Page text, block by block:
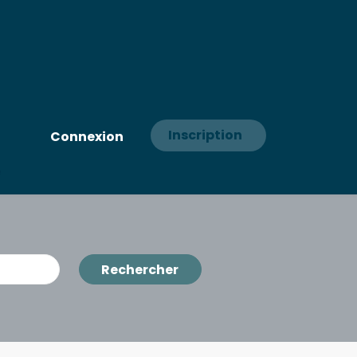
Connexion Inscription
Rechercher
Rechercher